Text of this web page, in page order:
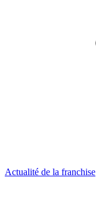
Actualité de la franchise